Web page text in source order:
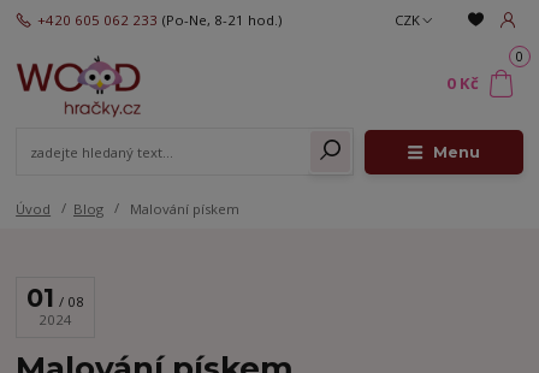
Menu
CZK
+420 605 062 233 (Po-Ne, 8-21 hod.)
0
0 Kč
Úvod Blog Malování pískem
01
08
2024